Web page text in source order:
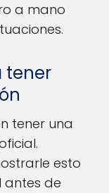
a mano
tener
tener una
esto
antes de